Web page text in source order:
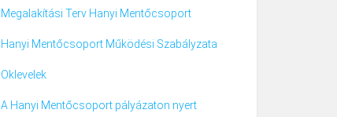
Megalakítási Terv Hanyi Mentőcsoport
Hanyi Mentőcsoport Működési Szabályzata
Oklevelek
A Hanyi Mentőcsoport pályázaton nyert